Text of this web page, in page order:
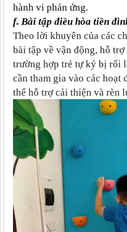
hành vi phản ứng.
f. Bài tập điều hòa tiền
Theo lời khuyên của các
bài tập về vận động, hỗ
trường hợp trẻ tự kỷ bị rối
cần tham gia vào các hoạt
thể hỗ trợ cải thiện và rèn